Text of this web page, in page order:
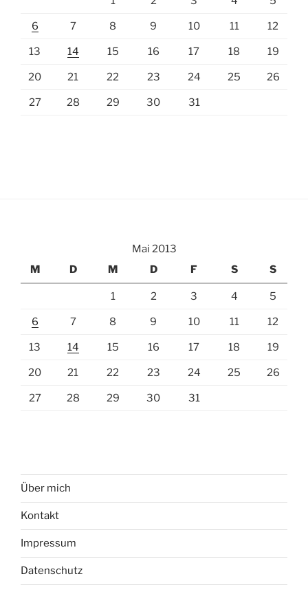
6 7 8 9 10 11 12
13 14 15 16 17 18 19
20 21 22 23 24 25 26
27 28 29 30 31
Mai 2013
M
D M D F S S
1 2 3 4 5
6 7 8 9 10 11 12
13 14 15 16 17 18 19
20 21 22 23 24 25 26
27 28 29 30 31
Über mich
Kontakt
Impressum
Datenschutz